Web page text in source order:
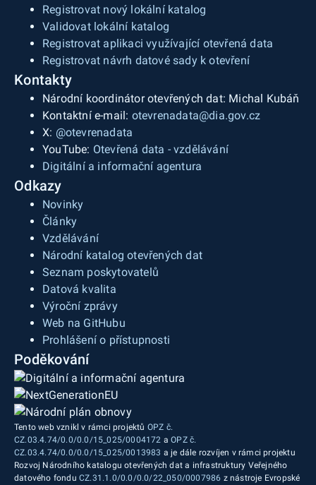
Registrovat nový lokální katalog
Validovat lokální katalog
Registrovat aplikaci využívající otevřená data
Registrovat návrh datové sady k otevření
Kontakty
Národní koordinátor otevřených dat: Michal Kubáň
Kontaktní e-mail: otevrenadata@dia.gov.cz
X: @otevrenadata
YouTube: Otevřená data - vzdělávání
Digitální a informační agentura
Odkazy
Novinky
Články
Vzdělávání
Národní katalog otevřených dat
Seznam poskytovatelů
Datová kvalita
Výroční zprávy
Web na GitHubu
Prohlášení o přístupnosti
Poděkování
Tento web vznikl v rámci projektů OPZ č.
CZ.03.4.74/0.0/0.0/15_025/0004172 aOPZ č.
CZ.03.4.74/0.0/0.0/15_025/0013983 a je dále rozvíjen v rámci projektu
Rozvoj Národního katalogu otevřených dat a infrastruktury Veřejného
datového fondu CZ.31.1.0/0.0/0.0/22_050/0007986 z nástroje Evropské